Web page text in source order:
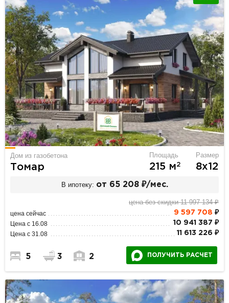
Дом из газобетона
Томар
Площадь
215 м2
Размер
8х12
В ипотеку: от 65 208 ₽/мес.
цена без скидки 11 997 134 ₽
цена сейчас 9 597 708 ₽
Цена с 16.08 10 941 387 ₽
Цена с 31.08 11 613 226 ₽
5 3 2 ПОЛУЧИТЬ РАСЧЕТ